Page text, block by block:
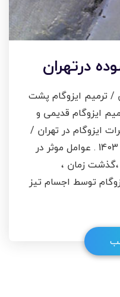
درتهران
/ ترمیم ایزوگام پشت
ایزوگام قدیمی و
ایزوگام در تهران /
قیمت تعمییر ایزوگام در سال 1403 . عوامل موثر در
زمان ،
توسط اجسام تیز